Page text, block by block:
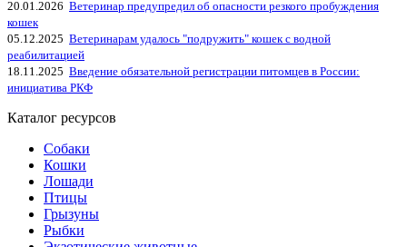
20.01.2026 Ветеринар предупредил об опасности резкого пробуждения
кошек
05.12.2025 Ветеринарам удалось "подружить" кошек с водной
реабилитацией
18.11.2025 Введение обязательной регистрации питомцев в России:
инициатива РКФ
Каталог ресурсов
Собаки
Кошки
Лошади
Птицы
Грызуны
Рыбки